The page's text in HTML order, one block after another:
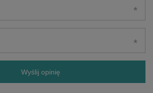
Wyślij opinię